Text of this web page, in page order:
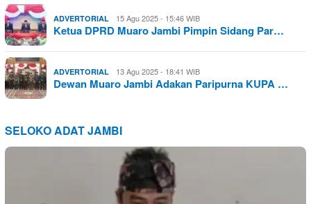
ADVERTORIAL 15 Agu 2025 - 15:46 WIB
Ketua DPRD Muaro Jambi Pimpin Sidang Par…
ADVERTORIAL 13 Agu 2025 - 18:41 WIB
Dewan Muaro Jambi Adakan Paripurna KUPA …
SELOKO ADAT JAMBI